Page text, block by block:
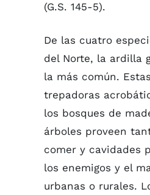
(G.S. 145-5).
De las cuatro
del Norte, la ardilla
la más común.
trepadoras
los bosques de
árboles proveen
comer y cavidades
los enemigos y el
urbanas o rurales.